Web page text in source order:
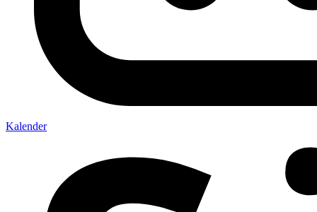
Kalender